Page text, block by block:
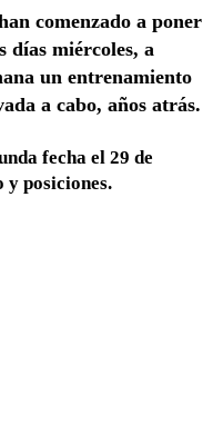
comenzado a poner
días miércoles, a
un entrenamiento
a cabo, años atrás.
fecha el 29 de
y posiciones.